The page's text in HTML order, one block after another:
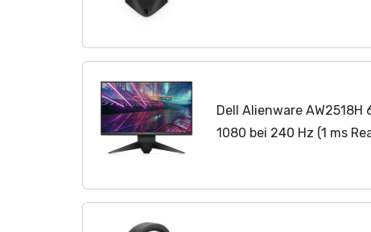
Dell Alienware AW2518H
1080 bei 240 Hz (1 ms